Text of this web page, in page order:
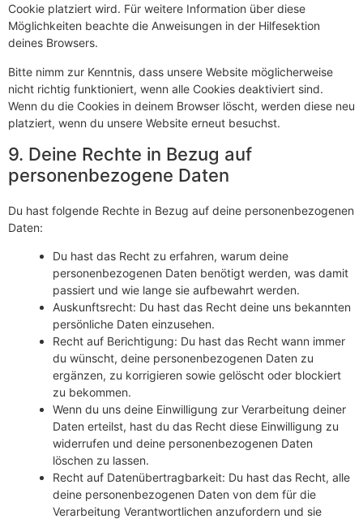
Cookie platziert wird. Für weitere Information über diese
Möglichkeiten beachte die Anweisungen in der Hilfesektion
deines Browsers.
Bitte nimm zur Kenntnis, dass unsere Website möglicherweise
nicht richtig funktioniert, wenn alle Cookies deaktiviert sind.
Wenn du die Cookies in deinem Browser löscht, werden diese neu
platziert, wenn du unsere Website erneut besuchst.
9. Deine Rechte in Bezug auf
personenbezogene Daten
Du hast folgende Rechte in Bezug auf deine personenbezogenen
Daten:
Du hast das Recht zu erfahren, warum deine
personenbezogenen Daten benötigt werden, was damit
passiert und wie lange sie aufbewahrt werden.
Auskunftsrecht: Du hast das Recht deine uns bekannten
persönliche Daten einzusehen.
Recht auf Berichtigung: Du hast das Recht wann immer
du wünscht, deine personenbezogenen Daten zu
ergänzen, zu korrigieren sowie gelöscht oder blockiert
zu bekommen.
Wenn du uns deine Einwilligung zur Verarbeitung deiner
Daten erteilst, hast du das Recht diese Einwilligung zu
widerrufen und deine personenbezogenen Daten
löschen zu lassen.
Recht auf Datenübertragbarkeit: Du hast das Recht, alle
deine personenbezogenen Daten von dem für die
Verarbeitung Verantwortlichen anzufordern und sie